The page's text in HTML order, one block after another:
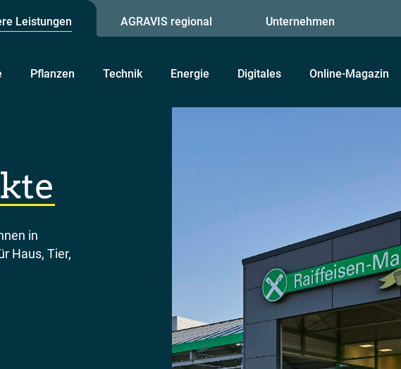
Leistungen AGRAVIS regional Unternehmen
Pflanzen Technik Energie Digitales Online-Magazin
in
Haus, Tier,